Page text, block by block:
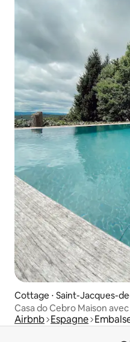
Cottage ⋅ Saint-Jacques-
Casa do Cebro Maison
Airbnb Espagne